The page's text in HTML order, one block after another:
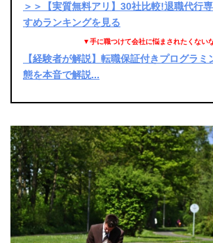
＞＞【実質無料アリ】30社比較!退職代行
すめランキングを見る
▼手に職つけて会社に悩まされたくない
【経験者が解説】転職保証付きプログラミ
態を本音で解説...